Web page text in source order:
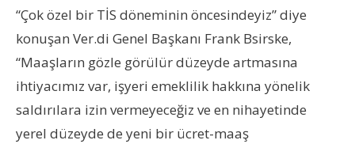
“Çok özel bir TİS döneminin öncesindeyiz” diye
konuşan Ver.di Genel Başkanı Frank Bsirske,
“Maaşların gözle görülür düzeyde artmasına
ihtiyacımız var, işyeri emeklilik hakkına yönelik
saldırılara izin vermeyeceğiz ve en nihayetinde
yerel düzeyde de yeni bir ücret-maaş